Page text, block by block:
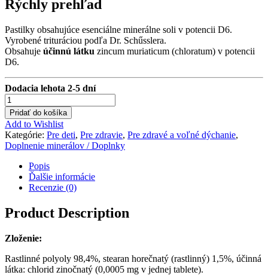
Rýchly prehľad
Pastilky obsahujúce esenciálne minerálne soli v potencii D6.
Vyrobené trituráciou podľa Dr. Schűsslera.
Obsahuje účinnú látku zincum muriaticum (chloratum) v potencii
D6.
Dodacia lehota 2-5 dní
Pridať do košíka
Add to Wishlist
Kategórie: Pre deti, Pre zdravie, Pre zdravé a voľné dýchanie,
Doplnenie minerálov / Doplnky
Popis
Ďalšie informácie
Recenzie (0)
Product Description
Zloženie:
Rastlinné polyoly 98,4%, stearan horečnatý (rastlinný) 1,5%, účinná
látka: chlorid zinočnatý (0,0005 mg v jednej tablete).